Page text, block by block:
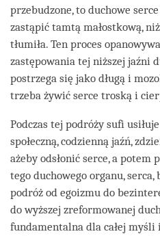
przebudzone, to duchowe
zastąpić tamtą małostkową,
tłumiła. Ten proces
zastępowania tej niższej jaźni
postrzega się jako długą i
trzeba żywić serce troską i
Podczas tej podróży sufi
społeczną, codzienną jaźń,
ażeby odsłonić serce, a
tego duchowego organu, serca,
podróż od egoizmu do
do wyższej zreformowanej
fundamentalna dla całej